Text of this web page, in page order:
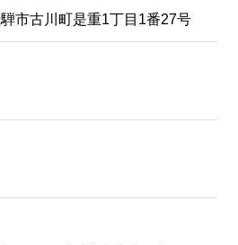
市古川町是重1丁目1番27号